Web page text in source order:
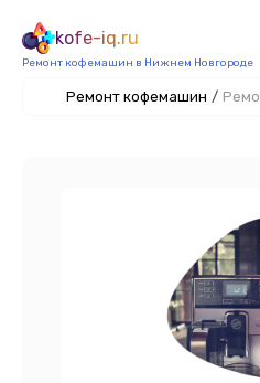
kofe-iq.ru
Ремонт кофемашин в Нижнем Новгороде
Ремонт кофемашин /